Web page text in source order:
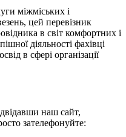
міжміських і
цей перевізник
в світ комфортних і
діяльності фахівці
в сфері організації
наш сайт,
зателефонуйте: